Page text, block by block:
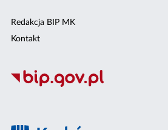
Redakcja BIP MK
Kontakt